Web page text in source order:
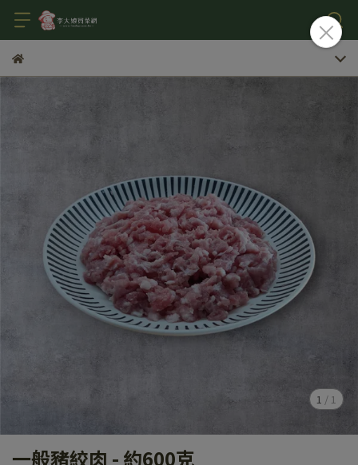
1 / 1
一般豬絞肉 - 約600克